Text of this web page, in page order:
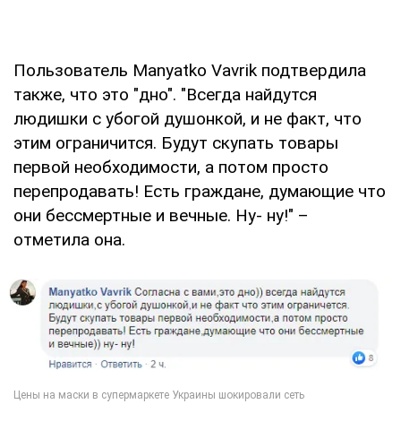
Пользователь Manyatko Vavrik подтвердила
также, что это "дно". "Всегда найдутся
людишки с убогой душонкой, и не факт, что
этим ограничится. Будут скупать товары
первой необходимости, а потом просто
перепродавать! Есть граждане, думающие что
они бессмертные и вечные. Ну- ну!" –
отметила она.